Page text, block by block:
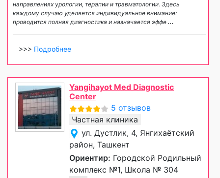
направлениях урологии, терапии и травматологии. Здесь
каждому случаю уделяется индивидуальное внимание:
проводится полная диагностика и назначается эффе ...
>>> Подробнее
Yangihayot Med Diagnostic
Center
5 отзывов
Частная клиника
ул. Дустлик, 4, Янгихаётский
район, Ташкент
Ориентир: Городской Родильный
комплекс №1, Школа № 304